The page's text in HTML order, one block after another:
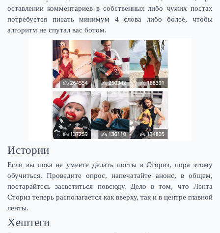
оставлении комментариев в собственных либо чужих постах
потребуется писать минимум 4 слова либо более, чтобы
алгоритм не спутал вас ботом.
Истории
Если вы пока не умеете делать посты в Сториз, пора этому
обучиться. Проведите опрос, напечатайте анонс, в общем,
постарайтесь засветиться повсюду. Дело в том, что Лента
Сториз теперь располагается как вверху, так и в центре главной
ленты.
Хештеги